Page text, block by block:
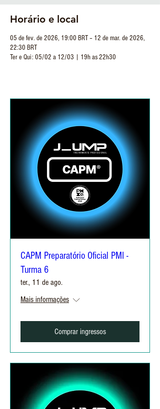
Horário e local
05 de fev. de 2026, 19:00 BRT – 12 de mar. de 2026,
22:30 BRT
Ter e Qui: 05/02 a 12/03 | 19h as 22h30
CAPM Preparatório Oficial PMI -
Turma 6
ter., 11 de ago.
Mais informações
Comprar ingressos